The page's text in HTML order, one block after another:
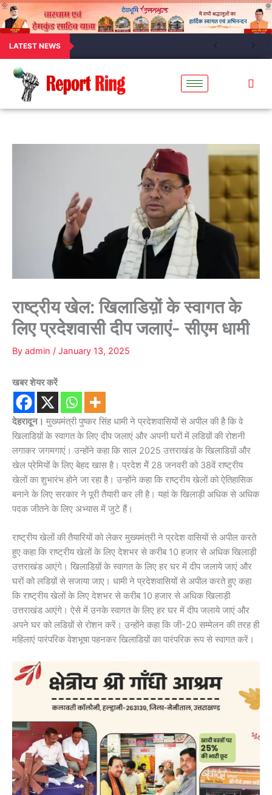
LATEST NEWS
राष्ट्रीय खेल: खिलाडिय़ों के स्वागत के
लिए प्रदेशवासी दीप जलाएं- सीएम धामी
By admin / January 13, 2025
खबर शेयर करें
देहरादून। मुख्यमंत्री पुष्कर सिंह धामी ने प्रदेशवासियोंं से अपील की है कि वे
खिलाडिय़ों के स्वागत के लिए दीप जलाएं और अपनी घरों में लडिय़ों की रोशनी
लगाकर जगमगाएं। उन्होंने कहा कि साल 2025 उत्तराखंड के खिलाडिय़ों और
खेल प्रेमियों के लिए बेहद खास है। प्रदेश मेें 28 जनवरी को 38वें राष्ट्रीय
खेलों का शुभारंभ होने जा रहा है। उन्होंने कहा कि राष्ट्रीय खेलों को ऐतिहासिक
बनाने के लिए सरकार ने पूरी तैयारी कर ली है। यहां के खिलाड़ी अधिक से अधिक
पदक जीतने के लिए अभ्यास में जुटे हैं।
राष्ट्रीय खेलों की तैयारियों को लेकर मुख्यमंत्री ने प्रदेश वासियों से अपील करते
हुए कहा कि राष्ट्रीय खेलों के लिए देशभर से करीब 10 हजार से अधिक खिलाड़ी
उत्तराखंड आएंगे। खिलाडिय़ों के स्वागत के लिए हर घर में दीप जलाये जाएं और
घरों को लडिय़ों से सजाया जाए। धामी ने प्रदेशवासियों से अपील करते हुए कहा
कि राष्ट्रीय खेलों के लिए देशभर से करीब 10 हजार से अधिक खिलाड़ी
उत्तराखंड आएंगे। ऐसे में उनके स्वागत के लिए हर घर में दीप जलाये जाएं और
अपने घर को लडिय़ों से रोशन करें। उन्होंने कहा कि जी-20 सम्मेलन की तरह ही
महिलाएं पारंपरिक वेशभूषा पहनकर खिलाडिय़ों का पारंपरिक रूप से स्वागत करें।